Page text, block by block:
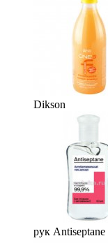
Dikson
рук Antiseptane